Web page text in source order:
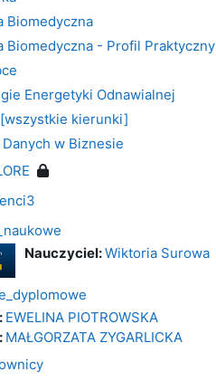
Biomedyczna
Biomedyczna - Profil Praktyczny
Energetyki Odnawialnej
kierunki]
w Biznesie
Nauczyciel:Wiktoria Surowa
EWELINA PIOTROWSKA
MAŁGORZATA ZYGARLICKA